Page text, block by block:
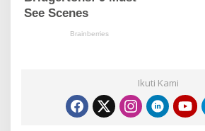
Ikuti Kami